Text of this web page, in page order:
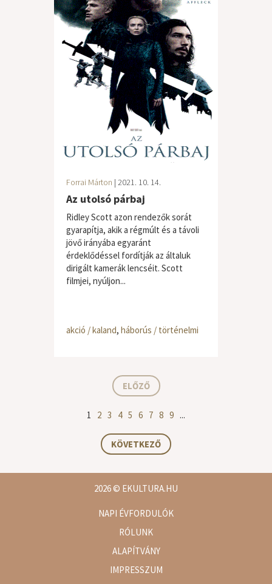
Forrai Márton | 2021. 10. 14.
Az utolsó párbaj
Ridley Scott azon rendezők sorát
gyarapítja, akik a régmúlt és a távoli
jövő irányába egyaránt
érdeklődéssel fordítják az általuk
dirigált kamerák lencséit. Scott
filmjei, nyúljon...
akció / kaland, háborús / történelmi
ELŐZŐ
1 2 3 4 5 6 7 8 9 ...
KÖVETKEZŐ
2026© EKULTURA.HU
NAPI ÉVFORDULÓK
RÓLUNK
ALAPÍTVÁNY
IMPRESSZUM